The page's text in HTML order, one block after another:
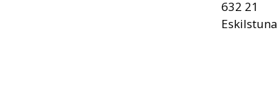
632 21
Eskilstuna